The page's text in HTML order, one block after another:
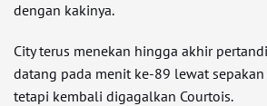
dengan kakinya.
City terus menekan hingga akhir
datang pada menit ke-89 lewat
tetapi kembali digagalkan Courtois.